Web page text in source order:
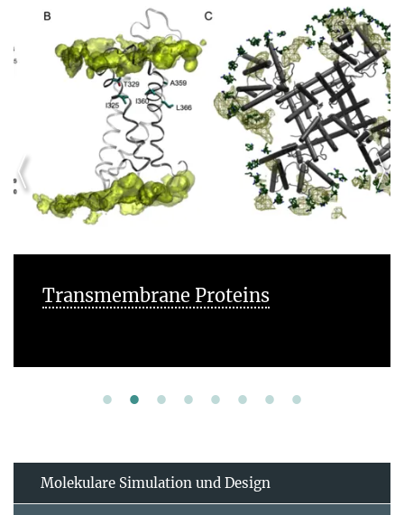
Transmembrane Proteins
Molekulare Simulation und Design